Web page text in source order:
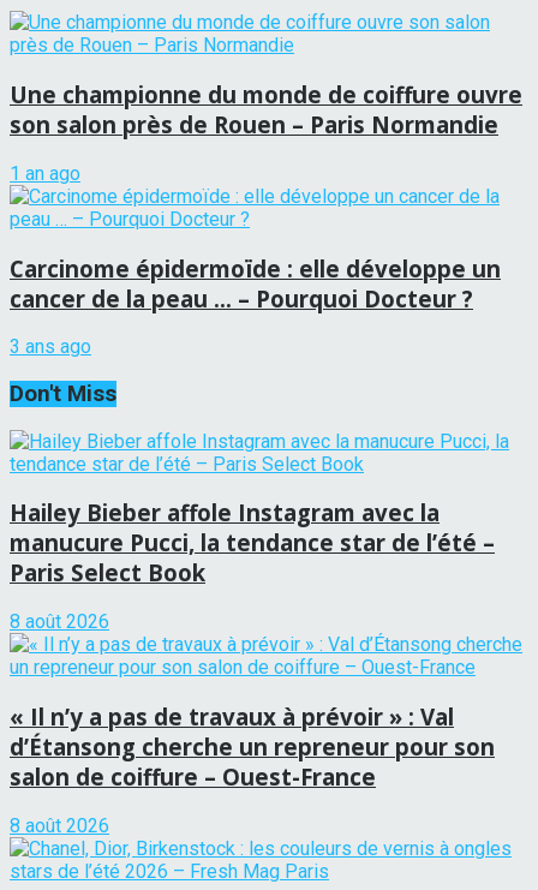
Une championne du monde de coiffure ouvre
son salon près de Rouen – Paris Normandie
1 an ago
Carcinome épidermoïde : elle développe un
cancer de la peau … – Pourquoi Docteur ?
3 ans ago
Don't Miss
Hailey Bieber affole Instagram avec la
manucure Pucci, la tendance star de l’été –
Paris Select Book
8 août 2026
« Il n’y a pas de travaux à prévoir » : Val
d’Étansong cherche un repreneur pour son
salon de coiffure – Ouest-France
8 août 2026